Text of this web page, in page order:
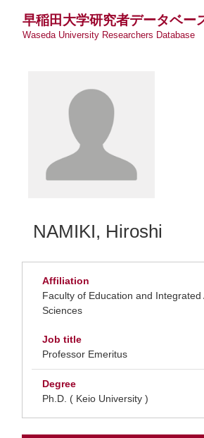
早稲田大学研究者データベー
Waseda University Researchers Database
NAMIKI, Hiroshi
Affiliation
Faculty of Education and Integrated
Sciences
Job title
Professor Emeritus
Degree
Ph.D. ( Keio University )